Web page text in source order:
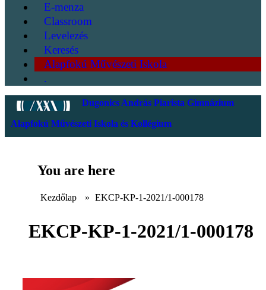
E-menza
Classroom
Levelezés
Keresés
Alapfokú Művészeti Iskola
.
Dugonics András Piarista Gimnázium
Alapfokú Művészeti Iskola és Kollégium
You are here
Kezdőlap » EKCP-KP-1-2021/1-000178
EKCP-KP-1-2021/1-000178